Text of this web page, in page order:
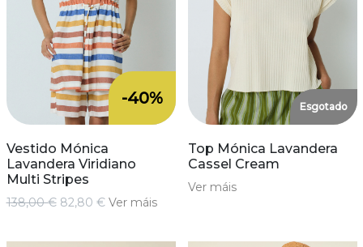
-40%
Vestido Mónica
Lavandera Viridiano
Multi Stripes
138,00 € 82,80 € Ver máis
Esgotado
Top Mónica Lavandera
Cassel Cream
Ver máis